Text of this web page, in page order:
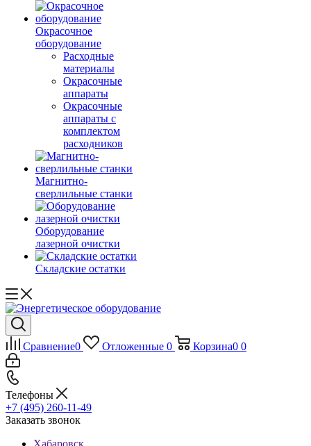
Окрасочное
оборудование
Расходные
материалы
Окрасочные
аппараты
Окрасочные
аппараты с
комплектом
расходников
Магнитно-
сверлильные станки
Оборудование
лазерной очистки
Складские остатки
Сравнение0 Отложенные 0 Корзина0 0
Телефоны
+7 (495) 260-11-49
Заказать звонок
Хабаровск